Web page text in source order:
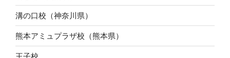
溝の口校（神奈川県）
熊本アミュプラザ校（熊本県）
王子校